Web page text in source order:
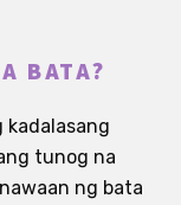
BATA?
kadalasang
tunog na
ng bata